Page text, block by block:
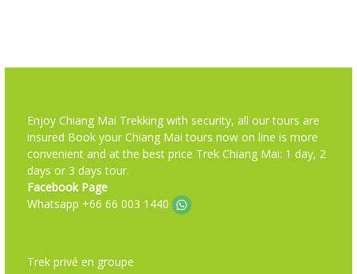
Enjoy Chiang Mai Trekking with security, all our tours are
insured Book your Chiang Mai tours now on line is more
convenient and at the best price Trek Chiang Mai: 1 day, 2
days or 3 days tour.
Facebook Page
Whatsapp +66 66 003 1440
Trek privé en groupe